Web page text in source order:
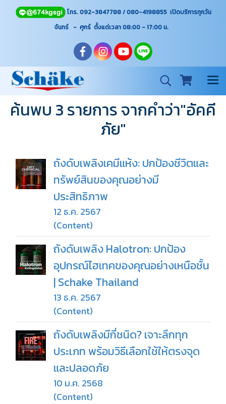
โทร. 092-3847788 / 080-4198855 เปิดบริการทุกวัน
จันทร์ - ศุกร์ ตั้งแต่เวลา 08:00 - 17:00น.
ค้นพบ 3 รายการ จากคำว่า"อัคคี
ภัย"
ถังดับเพลิงเคมีแห้ง: ปกป้องชีวิตและ
ทรัพย์สินของคุณอย่างมี
ประสิทธิภาพ
12 ธ.ค. 2567
(Content)
ถังดับเพลิง Halotron: ปกป้อง
อุปกรณ์ไฮเทคของคุณอย่างเหนือชั้น
| Schake Thailand
13 ธ.ค. 2567
(Content)
ถังดับเพลิงมีกี่ชนิด? เจาะลึกทุก
ประเภท พร้อมวิธีเลือกใช้ให้ตรงจุด
และปลอดภัย
10 ม.ค. 2568
(Content)